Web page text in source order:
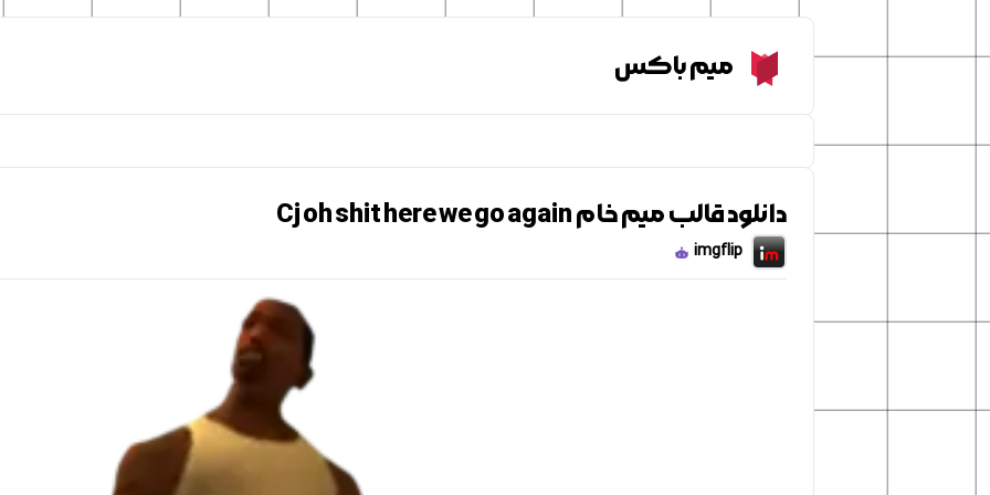
Meme Boxمیم باکس
دانلود قالب میم خام Cj oh shit here we go again
imgflip